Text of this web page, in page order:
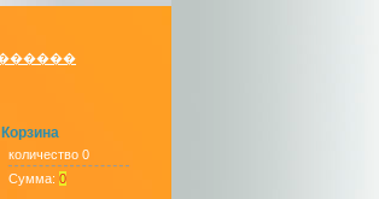
Корзина
количество 0
Сумма: 0